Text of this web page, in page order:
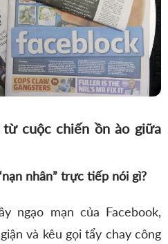
cuộc chiến ồn ào giữa
nhân” trực tiếp nói gì?
ngạo mạn của Facebook,
và kêu gọi tẩy chay công